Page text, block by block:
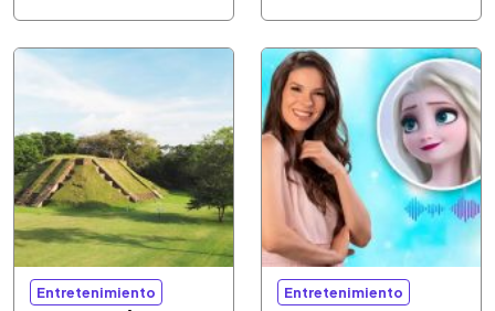
Entretenimiento Entretenimiento